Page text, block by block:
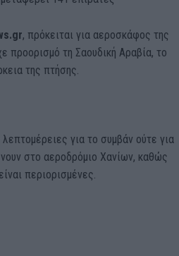
, πρόκειται για αεροσκάφος της
προορισμό τη Σαουδική Αραβία, το
της πτήσης.
για το συμβάν ούτε για
στο αεροδρόμιο Χανίων, καθώς
περιορισμένες.